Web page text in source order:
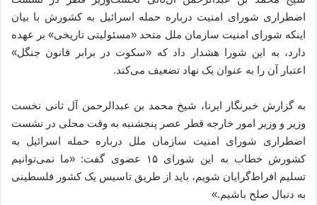
اضطراری شورای امنیت درباره حمله اسرائیل به کشورش با بیان
اینکه شورای امنیت سازمان ملل متحد «مسئولیتی تاریخی» بر عهده
دارد، به این شورا هشدار داد که «سکوت در برابر قانون جنگل»
اعتبار آن را به عنوان یک نهاد تضعیف می‌کند.
به گزارش خبرنگار ایرنا، شیخ محمد بن عبدالرحمن آل ثانی نخست
وزیر و وزیر امور خارجه قطر عصر پنجشنبه به وقت محلی در نشست
اضطراری شورای امنیت سازمان ملل درباره حمله اسرائیل به
کشورش خطاب به این شورای ۱۵ عضوی گفت: «ما نمی‌توانیم
تسلیم افراط‌گرایان شویم، باید از طریق تاسیس یک کشور فلسطینی
به دنبال صلح باشیم.»